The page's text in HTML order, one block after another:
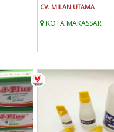
CV. MILAN UTAMA
KOTA MAKASSAR